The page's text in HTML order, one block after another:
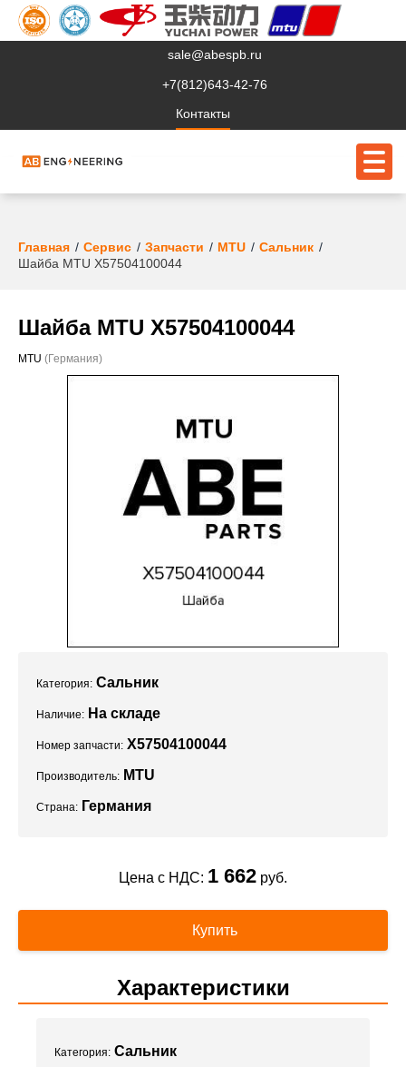
sale@abespb.ru
+7(812)643-42-76
Контакты
О компании
Проекты
Главная Сервис Запчасти MTU
Сальник
Шайба MTU X57504100044
Шайба MTU X57504100044
MTU (Германия)
Категория: Сальник
Наличие: На складе
Номер запчасти: X57504100044
Производитель: MTU
Страна: Германия
Цена с НДС: 1 662 руб.
Купить
Характеристики
Категория: Сальник